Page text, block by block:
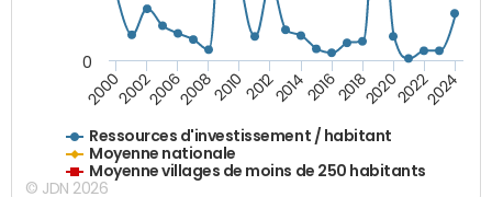
Ressources d'investissement / habitant
Moyenne nationale
Moyenne villages de moins de 250 habitants
200020022006200820102012201420162018202020222024
0
© JDN 2026